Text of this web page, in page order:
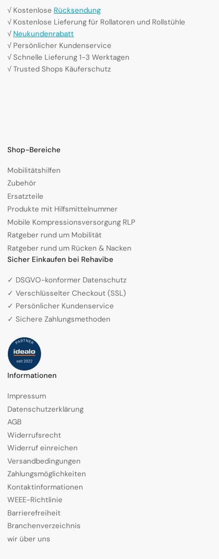
√ Kostenlose Rücksendung
√ Kostenlose Lieferung für Rollatoren und Rollstühle
√ Neukundenrabatt
√ Persönlicher Kundenservice
√ Schnelle Lieferung 1-3 Werktagen
√ Trusted Shops Käuferschutz
Shop-Bereiche
Mobilitätshilfen
Zubehör
Ersatzteile
Produkte mit Hilfsmittelnummer
Mobile Kompressionsversorgung RLP
Ratgeber rund um Mobilität
Ratgeber rund um Rücken & Nacken
Sicher Einkaufen bei Rehavibe
✓ DSGVO-konformer Datenschutz
✓ Verschlüsselter Checkout (SSL)
✓ Persönlicher Kundenservice
✓ Sichere Zahlungsmethoden
Informationen
Impressum
Datenschutzerklärung
AGB
Widerrufsrecht
Widerruf einreichen
Versandbedingungen
Zahlungsmöglichkeiten
Kontaktinformationen
WEEE-Richtlinie
Barrierefreiheit
Branchenverzeichnis
wir über uns